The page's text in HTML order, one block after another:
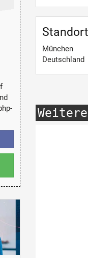
Standort
München
Deutschland